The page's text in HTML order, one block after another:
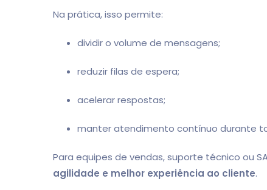
Na prática, isso permite:
dividir o volume de mensagens;
reduzir filas de espera;
acelerar respostas;
manter atendimento contínuo durante
Para equipes de vendas, suporte técnico ou
agilidade e melhor experiência ao cliente.